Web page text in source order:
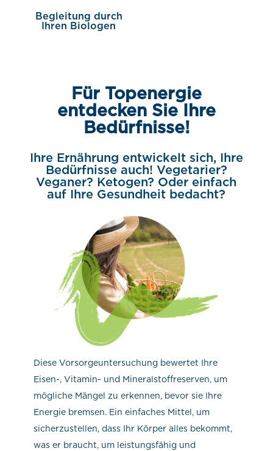
Begleitung durch
Ihren Biologen
Für Topenergie
entdecken Sie Ihre
Bedürfnisse!
Ihre Ernährung entwickelt sich, Ihre
Bedürfnisse auch! Vegetarier?
Veganer? Ketogen? Oder einfach
auf Ihre Gesundheit bedacht?
Diese Vorsorgeuntersuchung bewertet Ihre
Eisen-, Vitamin- und Mineralstoffreserven, um
mögliche Mängel zu erkennen, bevor sie Ihre
Energie bremsen. Ein einfaches Mittel, um
sicherzustellen, dass Ihr Körper alles bekommt,
was er braucht, um leistungsfähig und